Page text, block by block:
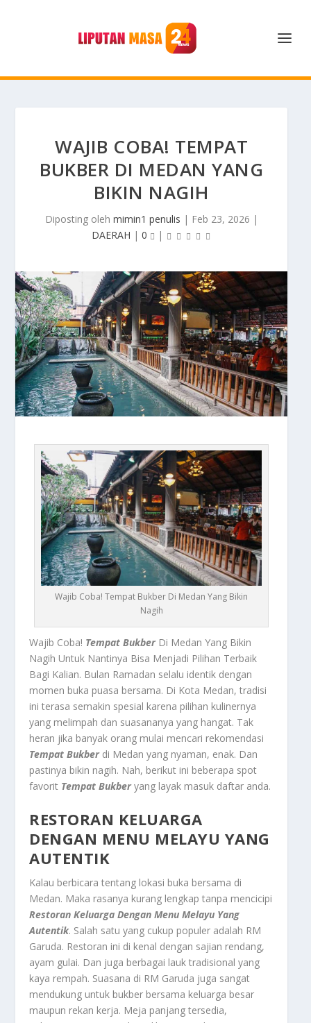
WAJIB COBA! TEMPAT
BUKBER DI MEDAN YANG
BIKIN NAGIH
Diposting oleh mimin1 penulis | Feb 23, 2026 |
DAERAH | 0 |
Wajib Coba! Tempat Bukber Di Medan Yang Bikin
Nagih
Wajib Coba! Tempat BukberDi Medan Yang Bikin
Nagih Untuk Nantinya Bisa Menjadi Pilihan Terbaik
Bagi Kalian. Bulan Ramadan selalu identik dengan
momen buka puasa bersama. Di Kota Medan, tradisi
ini terasa semakin spesial karena pilihan kulinernya
yang melimpah dan suasananya yang hangat. Tak
heran jika banyak orang mulai mencari rekomendasi
Tempat Bukberdi Medan yang nyaman, enak. Dan
pastinya bikin nagih. Nah, berikut ini beberapa spot
favorit Tempat Bukberyang layak masuk daftar anda.
RESTORAN KELUARGA
DENGAN MENU MELAYU YANG
AUTENTIK
Kalau berbicara tentang lokasi buka bersama di
Medan. Maka rasanya kurang lengkap tanpa mencicipi
Restoran Keluarga Dengan Menu Melayu Yang
Autentik. Salah satu yang cukup populer adalah RM
Garuda. Restoran ini di kenal dengan sajian rendang,
ayam gulai. Dan juga berbagai lauk tradisional yang
kaya rempah. Suasana di RM Garuda juga sangat
mendukung untuk bukber bersama keluarga besar
maupun rekan kerja. Meja panjang tersedia,